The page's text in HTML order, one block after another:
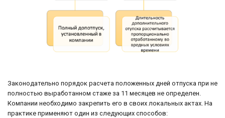
Законодательно порядок расчета положенных дней отпуска при не
полностью выработанном стаже за 11 месяцев не определен.
Компании необходимо закрепить его в своих локальных актах. На
практике применяют один из следующих способов: